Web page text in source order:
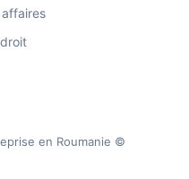
affaires
en Roumanie ©